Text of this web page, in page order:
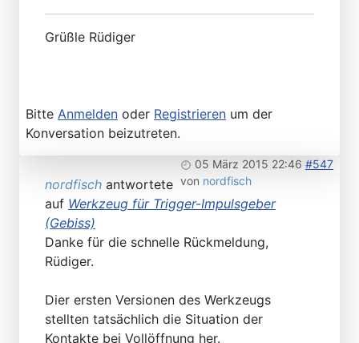
Grüßle Rüdiger
Bitte Anmelden oder Registrieren um der
Konversation beizutreten.
05 März 2015 22:46 #547
von nordfisch
nordfisch antwortete
auf Werkzeug für Trigger-Impulsgeber
(Gebiss)
Danke für die schnelle Rückmeldung,
Rüdiger.
Dier ersten Versionen des Werkzeugs
stellten tatsächlich die Situation der
Kontakte bei Vollöffnung her.